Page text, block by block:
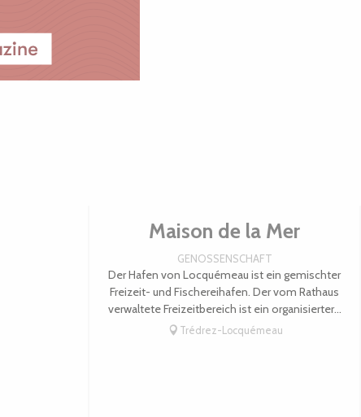
Maison de la Mer
GENOSSENSCHAFT
Der Hafen von Locquémeau ist ein gemischter
Freizeit- und Fischereihafen. Der vom Rathaus
verwaltete Freizeitbereich ist ein organisierter...
Trédrez-Locquémeau